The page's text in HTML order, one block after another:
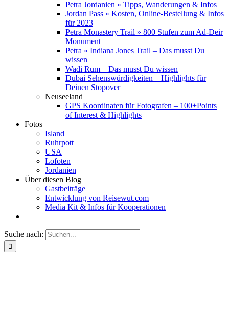
Petra Jordanien » Tipps, Wanderungen & Infos
Jordan Pass » Kosten, Online-Bestellung & Infos
für 2023
Petra Monastery Trail » 800 Stufen zum Ad-Deir
Monument
Petra » Indiana Jones Trail – Das musst Du
wissen
Wadi Rum – Das musst Du wissen
Dubai Sehenswürdigkeiten – Highlights für
Deinen Stopover
Neuseeland
GPS Koordinaten für Fotografen – 100+Points
of Interest & Highlights
Fotos
Island
Ruhrpott
USA
Lofoten
Jordanien
Über diesen Blog
Gastbeiträge
Entwicklung von Reisewut.com
Media Kit & Infos für Kooperationen
Suche nach: